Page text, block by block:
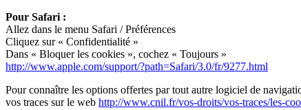
Pour Safari :
Allez dans le menu Safari / Préférences
Cliquez sur « Confidentialité »
Dans « Bloquer les cookies », cochez « Toujours »
http://www.apple.com/support/?path=Safari/3.0/fr/9277.html
Pour connaître les options offertes par tout autre logiciel de
vos traces sur le web http://www.cnil.fr/vos-droits/vos-traces/les-